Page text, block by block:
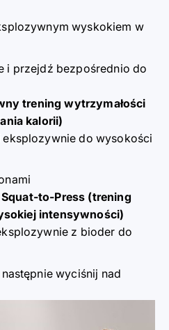
wyskokiem w
i przejdź bezpośrednio do
trening wytrzymałości
kalorii)
do wysokości
to-Press (trening
intensywności)
z bioder do
wyciśnij nad